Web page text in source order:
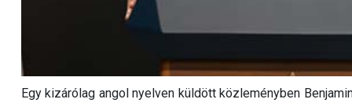
Egy kizárólag angol nyelven küldött közleményben